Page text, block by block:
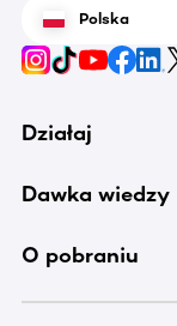
Polska
Działaj
Dawka wiedzy
O pobraniu